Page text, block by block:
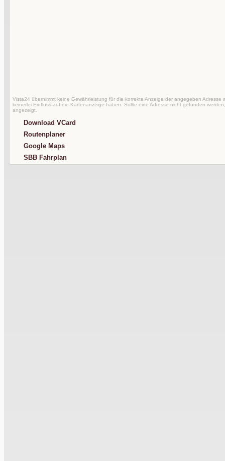
Vista24 übernimmt keine Gewährleistung für die korrekte Anzeige der angegeben Adresse
keinerlei Einfluss auf die Kartenanzeige haben. Sollte eine Adresse nicht gefunden
angezeigt.
Download VCard
Routenplaner
Google Maps
SBB Fahrplan